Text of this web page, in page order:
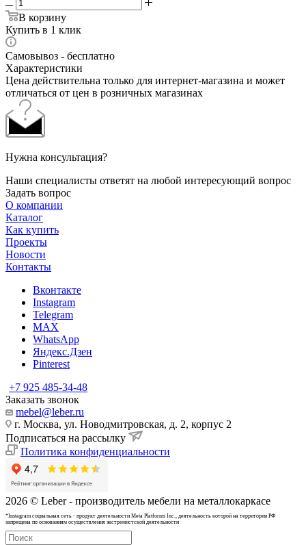
В корзину
Купить в 1 клик
Самовывоз - бесплатно
Характеристики
Цена действительна только для интернет-магазина и может
отличаться от цен в розничных магазинах
Нужна консультация?
Наши специалисты ответят на любой интересующий вопрос
Задать вопрос
О компании
Каталог
Как купить
Проекты
Новости
Контакты
Вконтакте
Instagram
Telegram
MAX
WhatsApp
Яндекс.Дзен
Pinterest
+7 925 485-34-48
Заказать звонок
mebel@leber.ru
г. Москва, ул. Новодмитровская, д. 2, корпус 2
Подписаться на рассылку
Политика конфиденциальности
2026 © Leber - производитель мебели на металлокаркасе
*Instagram cоциальная сеть - продукт деятельности Meta Platforms Inc., деятельность которой на территории РФ
запрещена по основаниям осуществления экстремистской деятельности